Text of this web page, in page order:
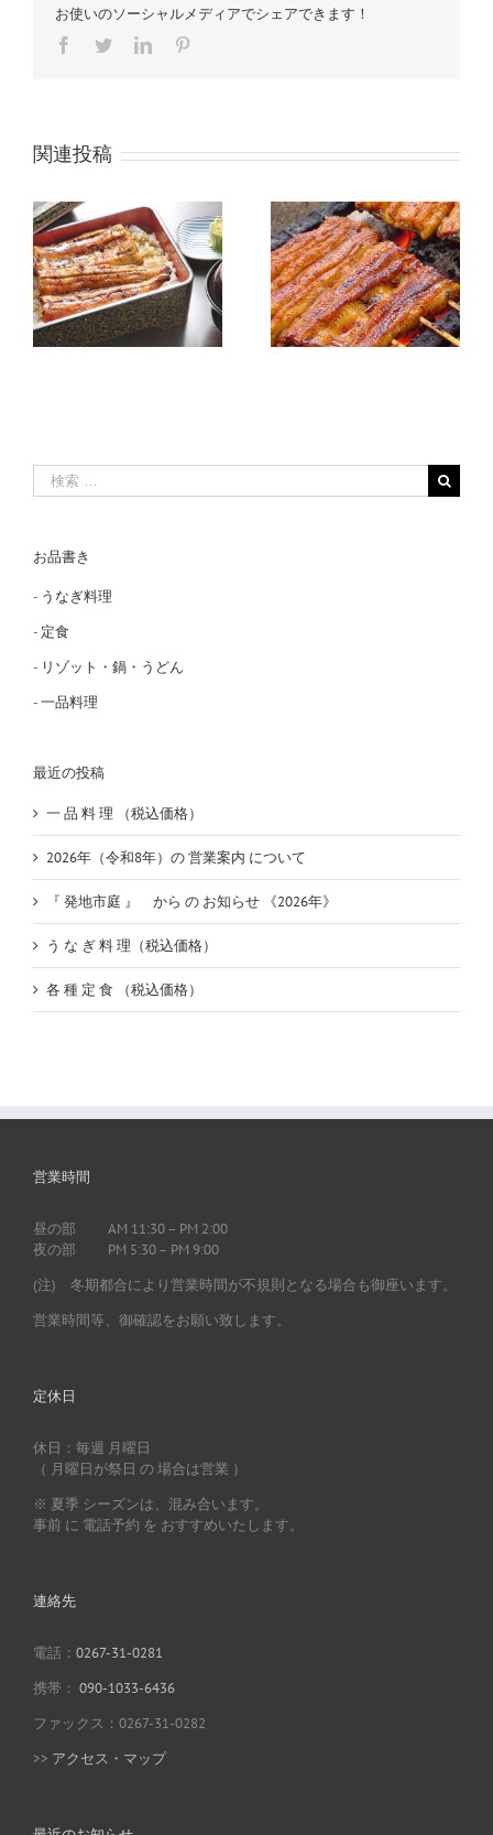
お使いのソーシャルメディアでシェアできます！
Facebook
TwitterLinkedIn
関連投稿
各 種 定 食 （税込価
格）
索
お品書き
- うなぎ料理
-定食
- リゾット・鍋・うどん
-一品料理
最近の投稿
一 品 料 理 （税込価格）
2026年（令和8年）の 営業案内 について
『 発地市庭 』 から の お知らせ 《2026年》
う な ぎ 料 理（税込価格）
各 種 定 食 （税込価格）
営業時間
昼の部 AM 11:30 – PM 2:00
夜の部 PM 5:30 – PM 9:00
(注) 冬期都合により営業時間が不規則となる場合も御座います。
営業時間等、御確認をお願い致します。
定休日
休日：毎週 月曜日
（ 月曜日が祭日 の 場合は営業 ）
※ 夏季 シーズンは、混み合います。
事前 に 電話予約 を おすすめいたします。
連絡先
電話： 0267-31-0281
携帯： 090-1033-6436
ファックス：0267-31-0282
>> アクセス・マップ